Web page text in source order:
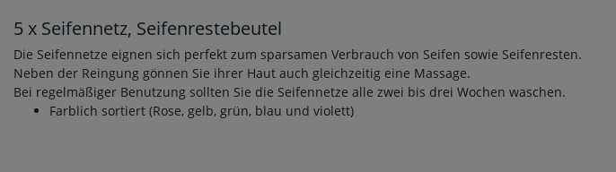
5 x Seifennetz, Seifenrestebeutel
Die Seifennetze eignen sich perfekt zum sparsamen Verbrauch von Seifen sowie Seifenresten.
Neben der Reingung gönnen Sie ihrer Haut auch gleichzeitig eine Massage.
Bei regelmäßiger Benutzung sollten Sie die Seifennetze alle zwei bis drei Wochen waschen.
Farblich sortiert (Rose, gelb, grün, blau und violett)